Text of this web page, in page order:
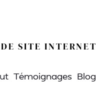
SITE INTERNET
Témoignages Blog